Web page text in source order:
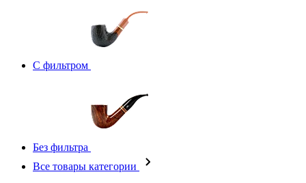
С фильтром
Без фильтра
Все товары категории